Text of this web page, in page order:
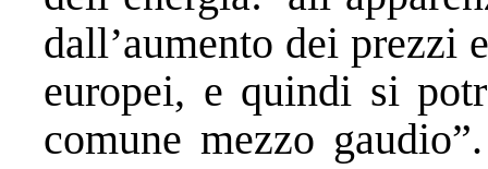
dall’aumento dei prezzi
europei, e quindi si
comune mezzo